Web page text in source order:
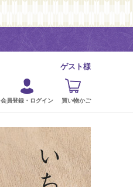
ゲスト様
会員登録・ログイン 買い物かご